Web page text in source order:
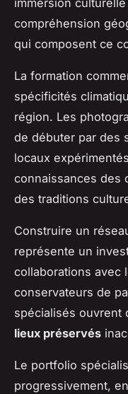
immersion
compréhension
qui composent ce
La formation
spécificités
région. Les
de débuter par des
locaux
connaissances des
des traditions
Construire un
représente un
collaborations avec
conservateurs de
spécialisés ouvrent
lieux préservés
Le portfolio
progressivement,